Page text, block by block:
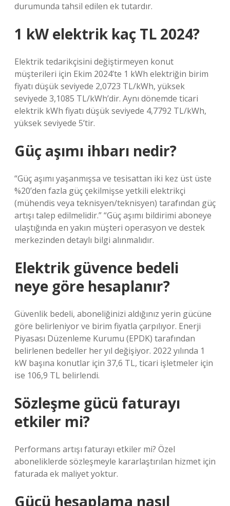
durumunda tahsil edilen ek tutardır.
1 kW elektrik kaç TL 2024?
Elektrik tedarikçisini değiştirmeyen konut
müşterileri için Ekim 2024’te 1 kWh elektriğin birim
fiyatı düşük seviyede 2,0723 TL/kWh, yüksek
seviyede 3,1085 TL/kWh’dir. Aynı dönemde ticari
elektrik kWh fiyatı düşük seviyede 4,7792 TL/kWh,
yüksek seviyede 5’tir.
Güç aşımı ihbarı nedir?
“Güç aşımı yaşanmışsa ve tesisattan iki kez üst üste
%20’den fazla güç çekilmişse yetkili elektrikçi
(mühendis veya teknisyen/teknisyen) tarafından güç
artışı talep edilmelidir.” “Güç aşımı bildirimi aboneye
ulaştığında en yakın müşteri operasyon ve destek
merkezinden detaylı bilgi alınmalıdır.
Elektrik güvence bedeli
neye göre hesaplanır?
Güvenlik bedeli, aboneliğinizi aldığınız yerin gücüne
göre belirleniyor ve birim fiyatla çarpılıyor. Enerji
Piyasası Düzenleme Kurumu (EPDK) tarafından
belirlenen bedeller her yıl değişiyor. 2022 yılında 1
kW başına konutlar için 37,6 TL, ticari işletmeler için
ise 106,9 TL belirlendi.
Sözleşme gücü faturayı
etkiler mi?
Performans artışı faturayı etkiler mi? Özel
aboneliklerde sözleşmeyle kararlaştırılan hizmet için
faturada ek maliyet yoktur.
Gücü hesaplama nasıl